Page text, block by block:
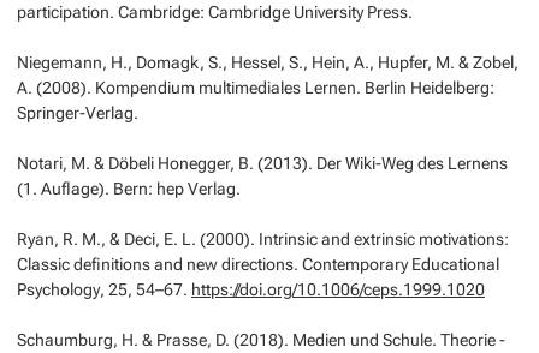
participation. Cambridge: Cambridge University Press.
Niegemann, H., Domagk, S., Hessel, S., Hein, A., Hupfer, M. & Zobel,
A. (2008). Kompendium multimediales Lernen. Berlin Heidelberg:
Springer-Verlag.
Notari, M. & Döbeli Honegger, B. (2013). Der Wiki-Weg des Lernens
(1. Auflage). Bern: hep Verlag.
Ryan, R. M., & Deci, E. L. (2000). Intrinsic and extrinsic motivations:
Classic definitions and new directions. Contemporary Educational
Psychology, 25, 54–67. https://doi.org/10.1006/ceps.1999.1020
Schaumburg, H. & Prasse, D. (2018). Medien und Schule. Theorie -